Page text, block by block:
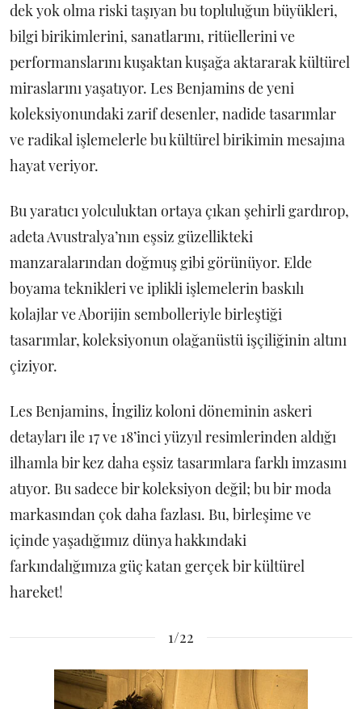
dek yok olma riski taşıyan bu topluluğun büyükleri,
bilgi birikimlerini, sanatlarını, ritüellerini ve
performanslarını kuşaktan kuşağa aktararak kültürel
miraslarını yaşatıyor. Les Benjamins de yeni
koleksiyonundaki zarif desenler, nadide tasarımlar
ve radikal işlemelerle bu kültürel birikimin mesajına
hayat veriyor.
Bu yaratıcı yolculuktan ortaya çıkan şehirli gardırop,
adeta Avustralya’nın eşsiz güzellikteki
manzaralarından doğmuş gibi görünüyor. Elde
boyama teknikleri ve iplikli işlemelerin baskılı
kolajlar ve Aborijin sembolleriyle birleştiği
tasarımlar, koleksiyonun olağanüstü işçiliğinin altını
çiziyor.
Les Benjamins, İngiliz koloni döneminin askeri
detayları ile 17 ve 18’inci yüzyıl resimlerinden aldığı
ilhamla bir kez daha eşsiz tasarımlara farklı imzasını
atıyor. Bu sadece bir koleksiyon değil; bu bir moda
markasından çok daha fazlası. Bu, birleşime ve
içinde yaşadığımız dünya hakkındaki
farkındalığımıza güç katan gerçek bir kültürel
hareket!
1/22